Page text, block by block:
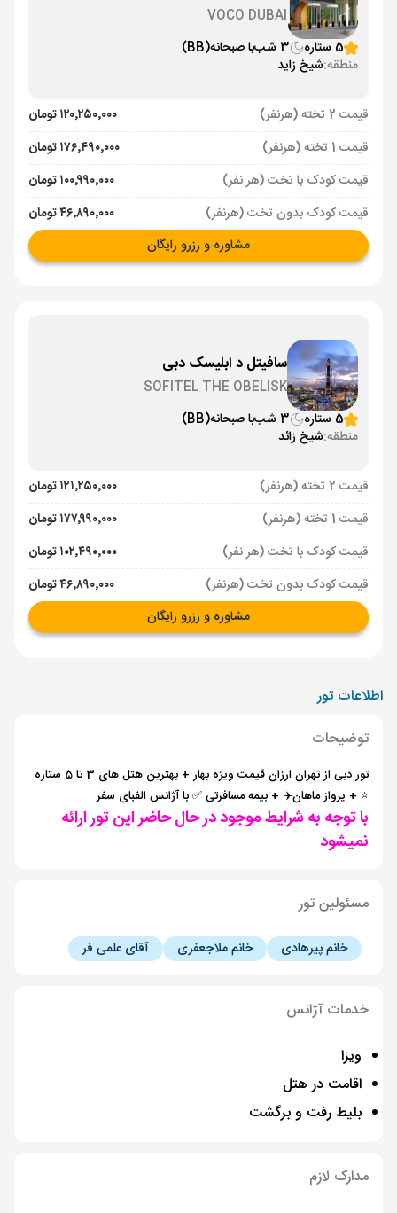
VOCO DUBAI
5 ستاره
3 شب با صبحانه(BB)
منطقه:شیخ زاید
قیمت 2 تخته (هرنفر)
۱۲۰٬۲۵۰٬۰۰۰ تومان
قیمت 1 تخته (هرنفر)
۱۷۶٬۴۹۰٬۰۰۰ تومان
قیمت کودک با تخت (هر نفر)
۱۰۰٬۹۹۰٬۰۰۰ تومان
قیمت کودک بدون تخت (هرنفر)
۴۶٬۸۹۰٬۰۰۰ تومان
مشاوره و رزرو رایگان
سافیتل د ابلیسک دبی
SOFITEL THE OBELISK
5 ستاره
3 شب با صبحانه(BB)
منطقه:شیخ زائد
قیمت 2 تخته (هرنفر)
۱۲۱٬۲۵۰٬۰۰۰ تومان
قیمت 1 تخته (هرنفر)
۱۷۷٬۹۹۰٬۰۰۰ تومان
قیمت کودک با تخت (هر نفر)
۱۰۲٬۴۹۰٬۰۰۰ تومان
قیمت کودک بدون تخت (هرنفر)
۴۶٬۸۹۰٬۰۰۰ تومان
مشاوره و رزرو رایگان
اطلاعات تور
توضیحات
تور دبی از تهران ارزان قیمت ویژه بهار + بهترین هتل های 3 تا 5 ستاره
⭐️ + پرواز ماهان✈️ + بیمه مسافرتی ✅ با آژانس الفبای سفر
با توجه به شرایط موجود در حال حاضر این تور ارائه
نمیشود
مسئولین تور
خانم پیرهادی خانم ملاجعفری آقای علمی فر
خدمات آژانس
ویزا
اقامت در هتل
بلیط رفت و برگشت
مدارک لازم